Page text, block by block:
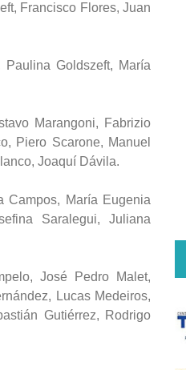
Francisco Flores, Juan
Goldszeft, María
Marangoni, Fabrizio
Piero Scarone, Manuel
Joaquí Dávila.
Campos, María Eugenia
Saralegui, Juliana
José Pedro Malet,
Lucas Medeiros,
Gutiérrez, Rodrigo